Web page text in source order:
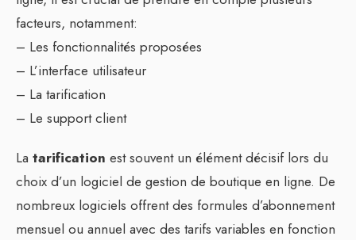
facteurs, notamment:
– Les fonctionnalités proposées
– L’interface utilisateur
– La tarification
– Le support client
La tarification est souvent un élément décisif lors du
choix d’un logiciel de gestion de boutique en ligne. De
nombreux logiciels offrent des formules d’abonnement
mensuel ou annuel avec des tarifs variables en fonction